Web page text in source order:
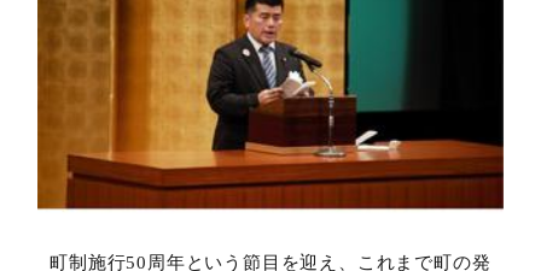
町制施行50周年という節目を迎え、これまで町の発